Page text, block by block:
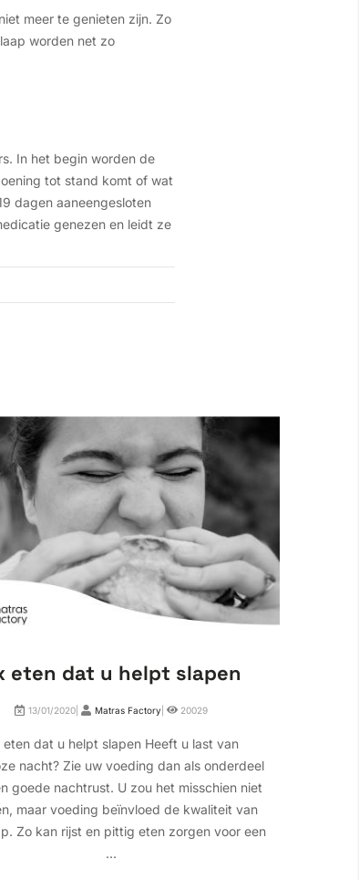
meer te genieten zijn. Zo
worden net zo
In het begin worden de
tot stand komt of wat
dagen aaneengesloten
genezen en leidt ze
eten dat u helpt slapen
13/01/2020| Matras Factory 20029
dat u helpt slapen Heeft u last van
nacht? Zie uw voeding dan als onderdeel
goede nachtrust. U zou het misschien niet
maar voeding beïnvloed de kwaliteit van
Zo kan rijst en pittig eten zorgen voor een
...